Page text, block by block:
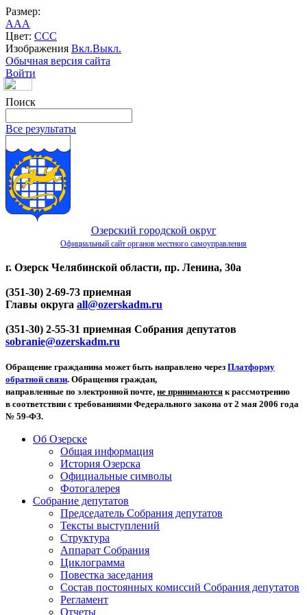
Размер:
AAA
Цвет: CCC
Изображения Вкл.Выкл.
Обычная версия сайта
Войти
Поиск
Все результаты
Озерский городской округ
Официальный сайт органов местного самоуправления
г. Озерск Челябинской области, пр. Ленина, 30а
(351-30) 2-69-73 приемная
Главы округа all@ozerskadm.ru
(351-30) 2-55-31 приемная Собрания депутатов
sobranie@ozerskadm.ru
Обращение гражданина может быть направлено через Платформу
обратной связи. Обращения граждан,
направленные по электронной почте, не принимаются к рассмотрению
в соответствии с требованиями Федерального закона от 2 мая 2006 года
№ 59-ФЗ.
Об Озерске
Общая информация
История Озерска
Официальные символы
Фотогалерея
Собрание депутатов
Председатель Собрания депутатов
Тексты выступлений
Структура
Аппарат Собрания
Циклограмма
Повестка заседания
Состав постоянных комиссий Собрания депутатов
Регламент
Отчеты